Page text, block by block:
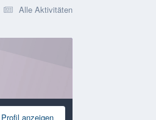
Alle Aktivitäten
Profil anzeigen